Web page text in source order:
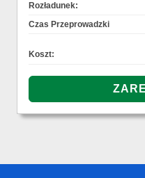
Rozładunek:
Czas Przeprowadzki
Koszt: